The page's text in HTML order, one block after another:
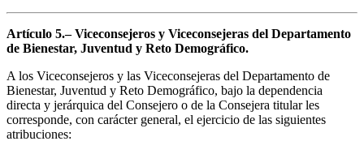
Artículo 5.– Viceconsejeros y Viceconsejeras del Departamento
de Bienestar, Juventud y Reto Demográfico.
A los Viceconsejeros y las Viceconsejeras del Departamento de
Bienestar, Juventud y Reto Demográfico, bajo la dependencia
directa y jerárquica del Consejero o de la Consejera titular les
corresponde, con carácter general, el ejercicio de las siguientes
atribuciones: